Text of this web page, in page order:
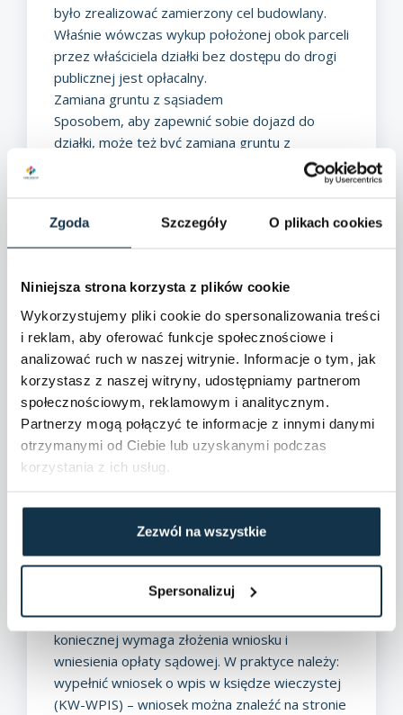
Zgoda Szczegóły O plikach cookies
Niniejsza strona korzysta z plików cookie
Wykorzystujemy pliki cookie do spersonalizowania treści
i reklam, aby oferować funkcje społecznościowe i
analizować ruch w naszej witrynie. Informacje o tym, jak
korzystasz z naszej witryny, udostępniamy partnerom
społecznościowym, reklamowym i analitycznym.
Partnerzy mogą połączyć te informacje z innymi danymi
otrzymanymi od Ciebie lub uzyskanymi podczas
korzystania z ich usług.
Zezwól na wszystkie
Spersonalizuj
było zrealizować zamierzony cel budowlany.
Właśnie wówczas wykup położonej obok parceli
przez właściciela działki bez dostępu do drogi
publicznej jest opłacalny.
Zamiana gruntu z sąsiadem
Sposobem, aby zapewnić sobie dojazd do
działki, może też być zamiana gruntu z
sąsiadem. Zamiana działek jest szczególnie
transakcja wiąże się z dodatkowymi korzyściami
– dochodzi do połączenia gruntów, które
Wówczas prowadzenie prac na polu staje się
dużo łatwiejsze.
Zgoda sąsiedzka i ustanowienie służebności w
formie umowy
Niekiedy sąsiedzi pozostają w bardzo dobrych
stosunkach. Wówczas – zamiast trybu
sądowego – warto rozważyć ustanowienie
służebności przed notariuszem. To rozwiązanie
jest korzystne z perspektywy właścicieli obu
m.in. co do wysokości wynagrodzenia i sposobu
jego zapłaty. Do tego ich relacje nie ulegają
pogorszeniu – sprawa zostaje załatwiona poza
Jak wpisać służebność do księgi wieczystej?
Wpis do księgi wieczystejsłużebności drogi
koniecznej wymaga złożenia wniosku i
wniesienia opłaty sądowej. W praktyce należy:
wypełnić wniosek o wpis w księdze wieczystej
(KW-WPIS) – wniosek można znaleźć na stronie